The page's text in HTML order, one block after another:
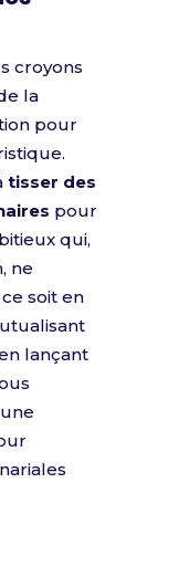
croyons
la
pour
tisser des
pour
qui,
ne
soit en
lançant